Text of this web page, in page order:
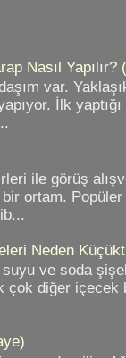
Nasıl Yapılır?
var.
İlk
ile görüş
ortam. Popüler
Neden
suyu ve soda
çok diğer içecek